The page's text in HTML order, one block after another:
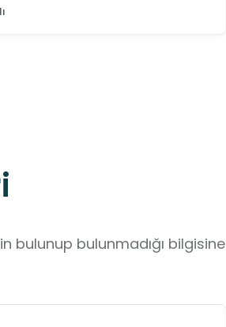
bulunup bulunmadığı bilgisine